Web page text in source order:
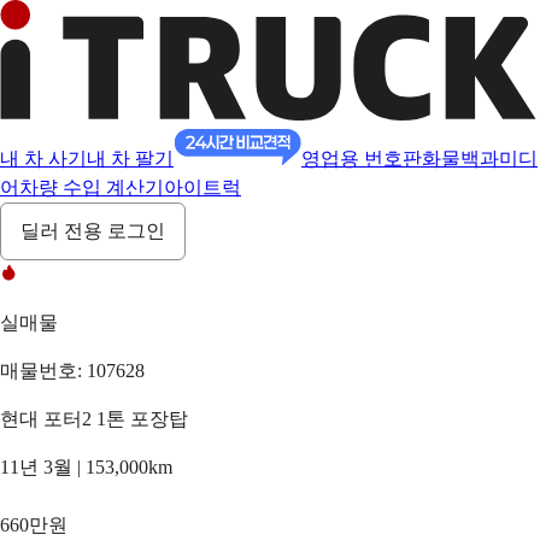
내 차 사기 내 차 팔기 영업용 번호판화물백과미디
어 차량 수입 계산기 아이트럭
딜러 전용 로그인
실매물
매물번호: 107628
현대 포터2 1톤 포장탑
11년 3월 | 153,000km
660만원